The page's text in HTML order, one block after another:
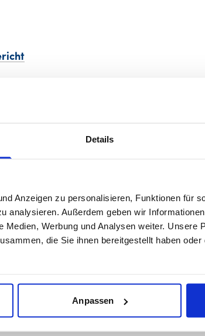
Details
Anzeigen zu personalisieren, Funktionen für
analysieren. Außerdem geben wir
Medien, Werbung und Analysen weiter. Unsere
die Sie ihnen bereitgestellt haben
Anpassen
"Am Steinbach" in Stuttgart-
"Hohe Eiche" in Stuttgart-